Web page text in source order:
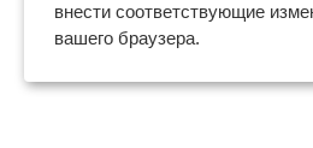
внести соответствующие
вашего браузера.